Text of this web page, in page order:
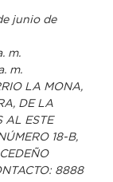
junio de
m.
m.
LA MONA,
DE LA
AL ESTE
18-B,
8888